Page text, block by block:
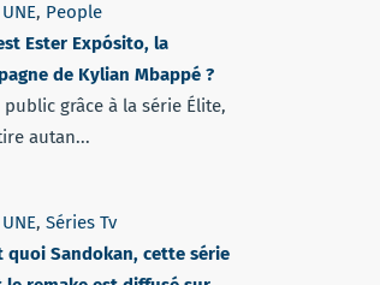
, People
Ester Expósito, la
de Kylian Mbappé ?
public grâce à la série Élite,
autan...
, Séries Tv
quoi Sandokan, cette série